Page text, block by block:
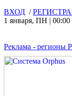
ВХОД /
1 января, ПН | 00:00
Реклама - регионы